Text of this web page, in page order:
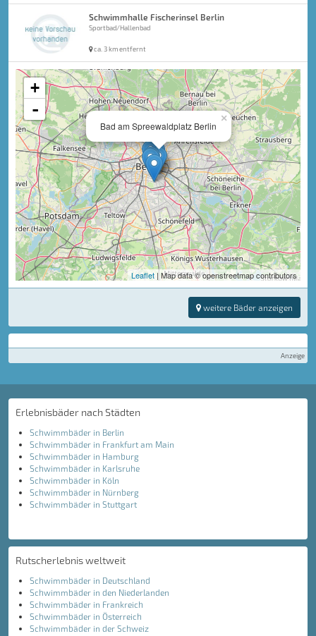
Schwimmhalle Fischerinsel Berlin
Sportbad/Hallenbad
ca. 3 km entfernt
×
Bad am Spreewaldplatz Berlin
+
-
Leaflet | Map data © openstreetmap contributors
weitere Bäder anzeigen
Anzeige
Erlebnisbäder nach Städten
Schwimmbäder in Berlin
Schwimmbäder in Frankfurt am Main
Schwimmbäder in Hamburg
Schwimmbäder in Karlsruhe
Schwimmbäder in Köln
Schwimmbäder in Nürnberg
Schwimmbäder in Stuttgart
Rutscherlebnis weltweit
Schwimmbäder in Deutschland
Schwimmbäder in den Niederlanden
Schwimmbäder in Frankreich
Schwimmbäder in Österreich
Schwimmbäder in der Schweiz